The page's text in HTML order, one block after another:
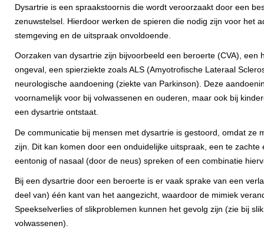
Dysartrie is een spraakstoornis die wordt veroorzaakt door een
zenuwstelsel. Hierdoor werken de spieren die nodig zijn voor het
stemgeving en de uitspraak onvoldoende.
Oorzaken van dysartrie zijn bijvoorbeeld een beroerte (CVA), een
ongeval, een spierziekte zoals ALS (Amyotrofische Lateraal
neurologische aandoening (ziekte van Parkinson). Deze
voornamelijk voor bij volwassenen en ouderen, maar ook bij
een dysartrie ontstaat.
De communicatie bij mensen met dysartrie is gestoord, omdat ze
zijn. Dit kan komen door een onduidelijke uitspraak, een te zachte
eentonig of nasaal (door de neus) spreken of een combinatie
Bij een dysartrie door een beroerte is er vaak sprake van een
deel van) één kant van het aangezicht, waardoor de mimiek
Speekselverlies of slikproblemen kunnen het gevolg zijn (zie bij
volwassenen).